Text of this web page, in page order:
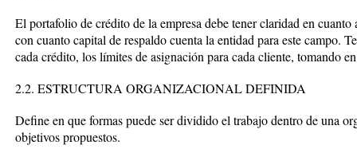
El portafolio de crédito de la empresa debe tener claridad en
con cuanto capital de respaldo cuenta la entidad para este campo.
cada crédito, los límites de asignación para cada cliente, tomando
2.2. ESTRUCTURA ORGANIZACIONAL DEFINIDA
Define en que formas puede ser dividido el trabajo dentro de una
objetivos propuestos.